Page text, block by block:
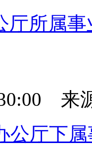
厅所属
来
公厅下